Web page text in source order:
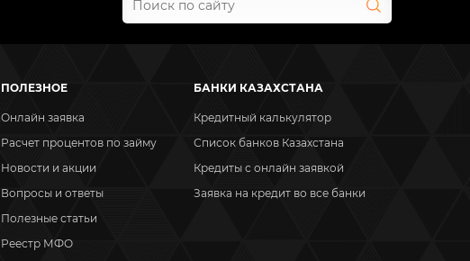
ПОЛЕЗНОЕ
Онлайн заявка
Расчет процентов по займу
Новости и акции
Вопросы и ответы
Полезные статьи
Реестр МФО
БАНКИ КАЗАХСТАНА
Кредитный калькулятор
Список банков Казахстана
Кредиты с онлайн заявкой
Заявка на кредит во все банки